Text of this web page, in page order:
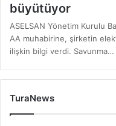
büyütüyor
ASELSAN Yönetim Kurulu
AA muhabirine, şirketin
ilişkin bilgi verdi. Savunma…
TuraNews